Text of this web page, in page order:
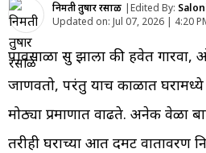
निर्मिती तुषार रसाळ |Edited By:
Updated on: Jul 07, 2026 | 4:20
पावसाळा सुरू झाला की हवेत
जाणवतो, परंतु याच काळात
मोठ्या प्रमाणात वाढते. अनेक वेळा
तरीही घराच्या आत दमट वातावरण